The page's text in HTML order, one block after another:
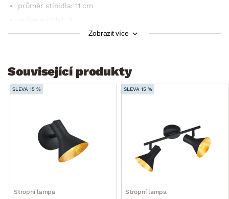
průměr stínidla: 11 cm
typ patice: E14
třída energ. účinnosti: A++ -E
stupeň krytí IP: IP20
druh osvětlení: stropní
styl: moderní, industriální
dodáváno v demontu
Zobrazit více
Související produkty
SLEVA 15 %
Stropní lampa
SLEVA 15 %
Stropní lampa